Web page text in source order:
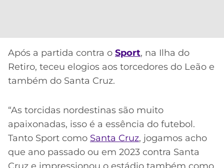
Após a partida contra o Sport, na Ilha do
Retiro, teceu elogios aos torcedores do Leão e
também do Santa Cruz.
“As torcidas nordestinas são muito
apaixonadas, isso é a essência do futebol.
Tanto Sport como Santa Cruz, jogamos acho
que ano passado ou em 2023 contra Santa
Cruz e impressionou o estádio também como